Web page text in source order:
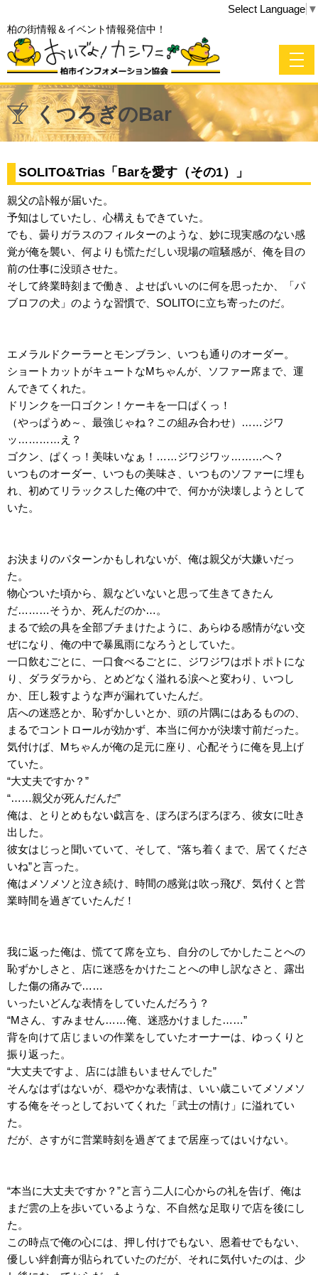
柏の街情報＆イベント情報発信中！
Select Language ▼
くつろぎのBar
SOLITO&Trias「Barを愛す（その1）」
親父の訃報が届いた。
予知はしていたし、心構えもできていた。
でも、曇りガラスのフィルターのような、妙に現実感のない感
覚が俺を襲い、何よりも慌ただしい現場の喧騒感が、俺を目の
前の仕事に没頭させた。
そして終業時刻まで働き、よせばいいのに何を思ったか、「パ
ブロフの犬」のような習慣で、SOLITOに立ち寄ったのだ。
エメラルドクーラーとモンブラン、いつも通りのオーダー。
ショートカットがキュートなMちゃんが、ソファー席まで、運
んできてくれた。
ドリンクを一口ゴクン！ケーキを一口ぱくっ！
（やっぱうめ～、最強じゃね？この組み合わせ）……ジワ
ッ…………え？
ゴクン、ぱくっ！美味いなぁ！……ジワジワッ………へ？
いつものオーダー、いつもの美味さ、いつものソファーに埋も
れ、初めてリラックスした俺の中で、何かが決壊しようとして
いた。
お決まりのパターンかもしれないが、俺は親父が大嫌いだっ
た。
物心ついた頃から、親などいないと思って生きてきたん
だ………そうか、死んだのか…。
まるで絵の具を全部ブチまけたように、あらゆる感情がない交
ぜになり、俺の中で暴風雨になろうとしていた。
一口飲むごとに、一口食べるごとに、ジワジワはポトポトにな
り、ダラダラから、とめどなく溢れる涙へと変わり、いつし
か、圧し殺すような声が漏れていたんだ。
店への迷惑とか、恥ずかしいとか、頭の片隅にはあるものの、
まるでコントロールが効かず、本当に何かが決壊寸前だった。
気付けば、Mちゃんが俺の足元に座り、心配そうに俺を見上げ
ていた。
“大丈夫ですか？”
“……親父が死んだんだ”
俺は、とりとめもない戯言を、ぽろぽろぽろぽろ、彼女に吐き
出した。
彼女はじっと聞いていて、そして、“落ち着くまで、居てくださ
いね”と言った。
俺はメソメソと泣き続け、時間の感覚は吹っ飛び、気付くと営
業時間を過ぎていたんだ！
我に返った俺は、慌てて席を立ち、自分のしでかしたことへの
恥ずかしさと、店に迷惑をかけたことへの申し訳なさと、露出
した傷の痛みで……
いったいどんな表情をしていたんだろう？
“Mさん、すみません……俺、迷惑かけました……”
背を向けて店じまいの作業をしていたオーナーは、ゆっくりと
振り返った。
“大丈夫ですよ、店には誰もいませんでした”
そんなはずはないが、穏やかな表情は、いい歳こいてメソメソ
する俺をそっとしておいてくれた「武士の情け」に溢れてい
た。
だが、さすがに営業時刻を過ぎてまで居座ってはいけない。
“本当に大丈夫ですか？”と言う二人に心からの礼を告げ、俺は
まだ雲の上を歩いているような、不自然な足取りで店を後にし
た。
この時点で俺の心には、押し付けでもない、恩着せでもない、
優しい絆創膏が貼られていたのだが、それに気付いたのは、少